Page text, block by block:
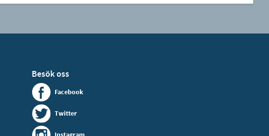
Besök oss
Facebook
Twitter